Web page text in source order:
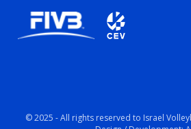
© 2025 - All rights reserved to Israel